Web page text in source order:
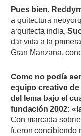
Pues bien,
arquitectura
arquitecta india,
dar vida a la
Gran Manzana,
Como no podía
equipo creativo
del lema bajo el
fundación 2002:
Con marcada
fueron concibiendo